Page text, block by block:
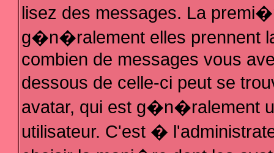
lisez des messages. La
g�n�ralement elles prennent
combien de messages vous
dessous de celle-ci peut se
avatar, qui est g�n�ralement
utilisateur. C'est �